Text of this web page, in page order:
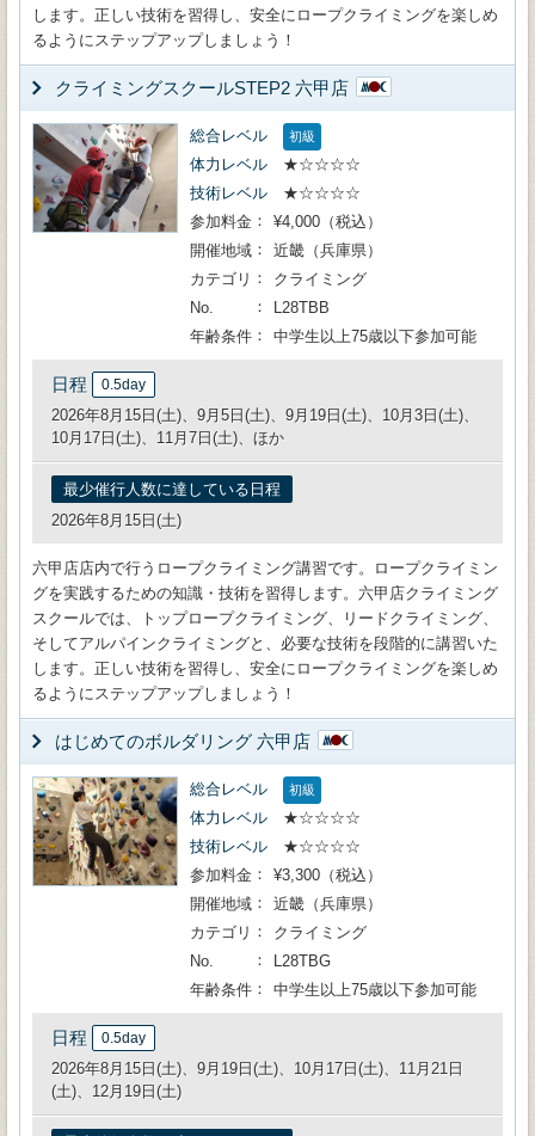
します。正しい技術を習得し、安全にロープクライミングを楽しめ
るようにステップアップしましょう！
クライミングスクールSTEP2 六甲店
総合レベル 初級
体力レベル
★☆☆☆☆
技術レベル
★☆☆☆☆
参加料金
¥4,000（税込）
開催地域
近畿（兵庫県）
カテゴリ
クライミング
No.
L28TBB
年齢条件
中学生以上75歳以下参加可能
日程 0.5day
2026年8月15日(土)、9月5日(土)、9月19日(土)、10月3日(土)、
10月17日(土)、11月7日(土)、ほか
最少催行人数に達している日程
2026年8月15日(土)
六甲店店内で行うロープクライミング講習です。ロープクライミン
グを実践するための知識・技術を習得します。六甲店クライミング
スクールでは、トップロープクライミング、リードクライミング、
そしてアルパインクライミングと、必要な技術を段階的に講習いた
します。正しい技術を習得し、安全にロープクライミングを楽しめ
るようにステップアップしましょう！
はじめてのボルダリング 六甲店
総合レベル 初級
体力レベル
★☆☆☆☆
技術レベル
★☆☆☆☆
参加料金
¥3,300（税込）
開催地域
近畿（兵庫県）
カテゴリ
クライミング
No.
L28TBG
年齢条件
中学生以上75歳以下参加可能
日程 0.5day
2026年8月15日(土)、9月19日(土)、10月17日(土)、11月21日
(土)、12月19日(土)